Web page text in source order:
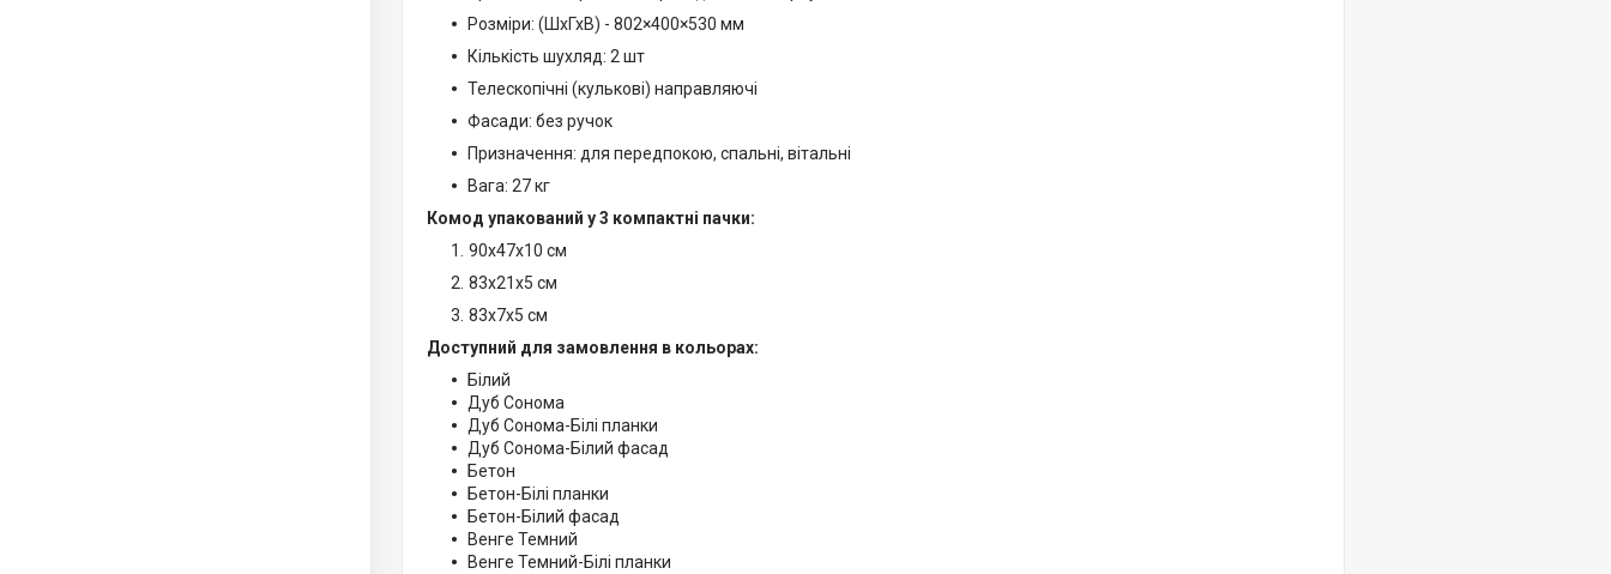
Розміри: (ШхГхВ) - 802×400×530 мм
Кількість шухляд: 2 шт
Телескопічні (кулькові) направляючі
Фасади: без ручок
Призначення: для передпокою, спальні, вітальні
Вага: 27 кг
Комод упакований у 3 компактні пачки:
90х47х10 см
83х21х5 см
83х7х5 см
Доступний для замовлення в кольорах:
Білий
Дуб Сонома
Дуб Сонома-Білі планки
Дуб Сонома-Білий фасад
Бетон
Бетон-Білі планки
Бетон-Білий фасад
Венге Темний
Венге Темний-Білі планки